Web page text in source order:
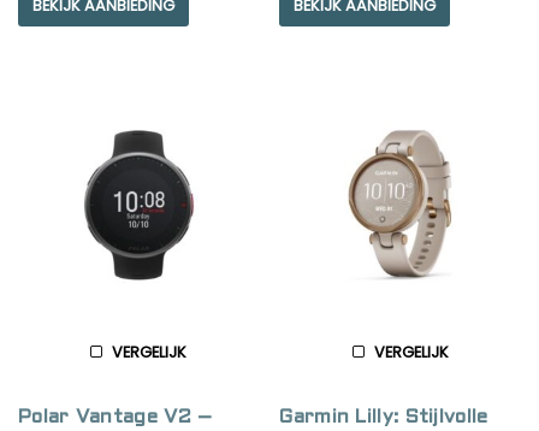
out of 5
BEKIJK AANBIEDING
out of 5
BEKIJK AANBIEDING
VERGELIJK
Polar Vantage V2 –
VERGELIJK
Garmin Lilly: Stijlvolle